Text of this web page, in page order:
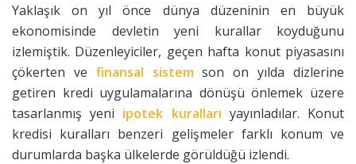
Yaklaşık on yıl önce dünya düzeninin en büyük
ekonomisinde devletin yeni kurallar koyduğunu
izlemiştik. Düzenleyiciler, geçen hafta konut piyasasını
çökerten ve finansal sistemson on yılda dizlerine
getiren kredi uygulamalarına dönüşü önlemek üzere
tasarlanmış yeni ipotek kuralları yayınladılar. Konut
kredisi kuralları benzeri gelişmeler farklı konum ve
durumlarda başka ülkelerde görüldüğü izlendi.